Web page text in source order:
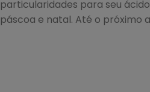
particularidades para seu
páscoa e natal. Até o próximo